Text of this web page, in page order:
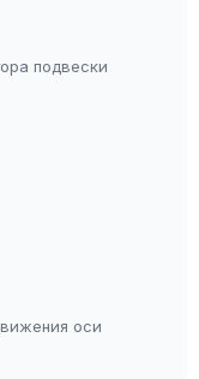
подвески
оси